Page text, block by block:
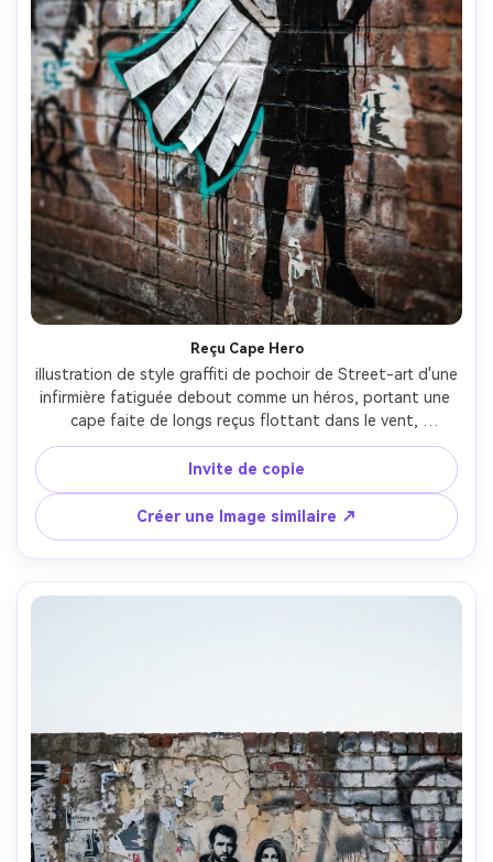
Reçu Cape Hero
illustration de style graffiti de pochoir de Street-art d'une
infirmière fatiguée debout comme un héros, portant une
cape faite de longs reçus flottant dans le vent,
silhouette de pochoir noir avec des bords nets, un seul
accent teal mettant en valeur le bord de la cape, texture
murale en détresse avec des marques de colle d'affiche,
gouttes de peinture de la cape, l'humeur renforçante,
encadrement centré audacieux, objectif 85mm,
profondeur de champ peu profonde-AR 4:5
Invite de copie
Créer une Image similaire ↗